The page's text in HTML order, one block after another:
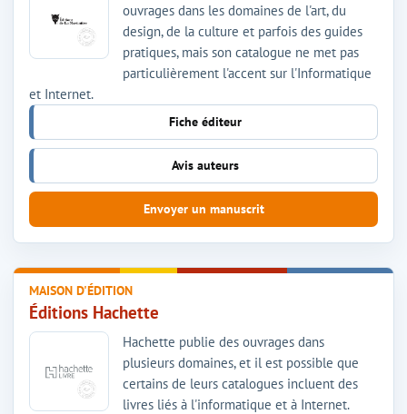
MAISON D'ÉDITION
Éditions Hachette
Hachette publie des ouvrages dans
plusieurs domaines, et il est possible que
certains de leurs catalogues incluent des
livres liés à l'informatique et à Internet.
ouvrages dans les domaines de l'art, du
design, de la culture et parfois des guides
pratiques, mais son catalogue ne met pas
particulièrement l'accent sur l'Informatique
et Internet.
Fiche éditeur
Avis auteurs
Envoyer un manuscrit